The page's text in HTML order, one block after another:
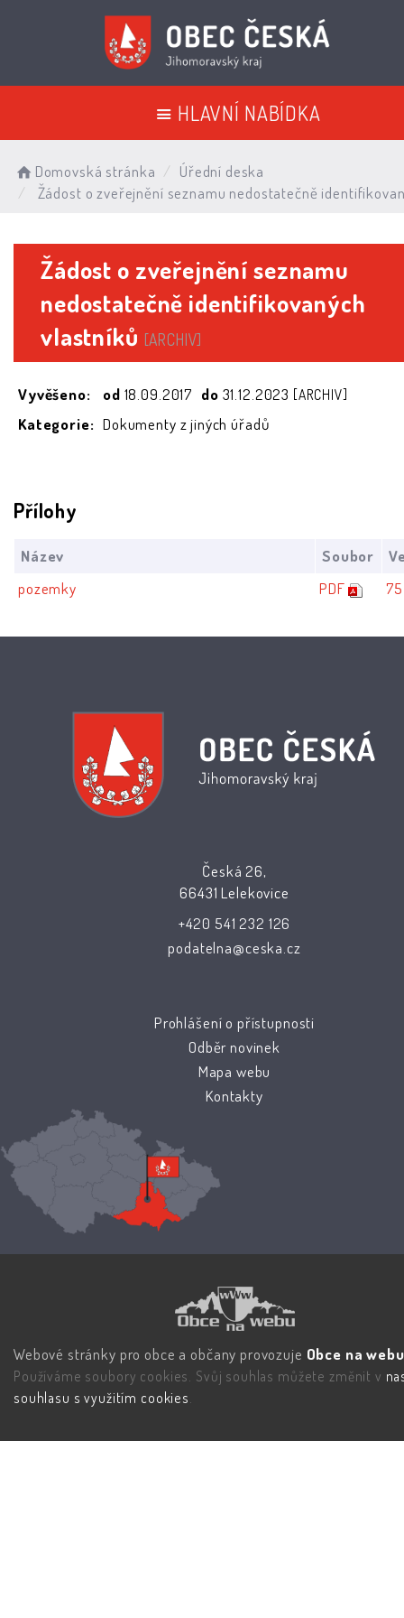
HLAVNÍ NABÍDKA
Domovská stránka
Úřední deska
Žádost o zveřejnění seznamu nedostatečně
Žádost o zveřejnění seznamu
nedostatečně identifikovaných
vlastníků [ARCHIV]
Vyvěšeno: od 18.09.2017 do 31.12.2023 [ARCHIV]
Kategorie: Dokumenty z jiných úřadů
Přílohy
Název Soubor
pozemky
PDF
Česká 26,
66431 Lelekovice
+420 541 232 126
podatelna@ceska.cz
Prohlášení o přístupnosti
Odběr novinek
Mapa webu
Kontakty
Webové stránky pro obce a občany provozuje Obce na
Používáme soubory cookies. Svůj souhlas můžete změnit v
souhlasu s využitím cookies